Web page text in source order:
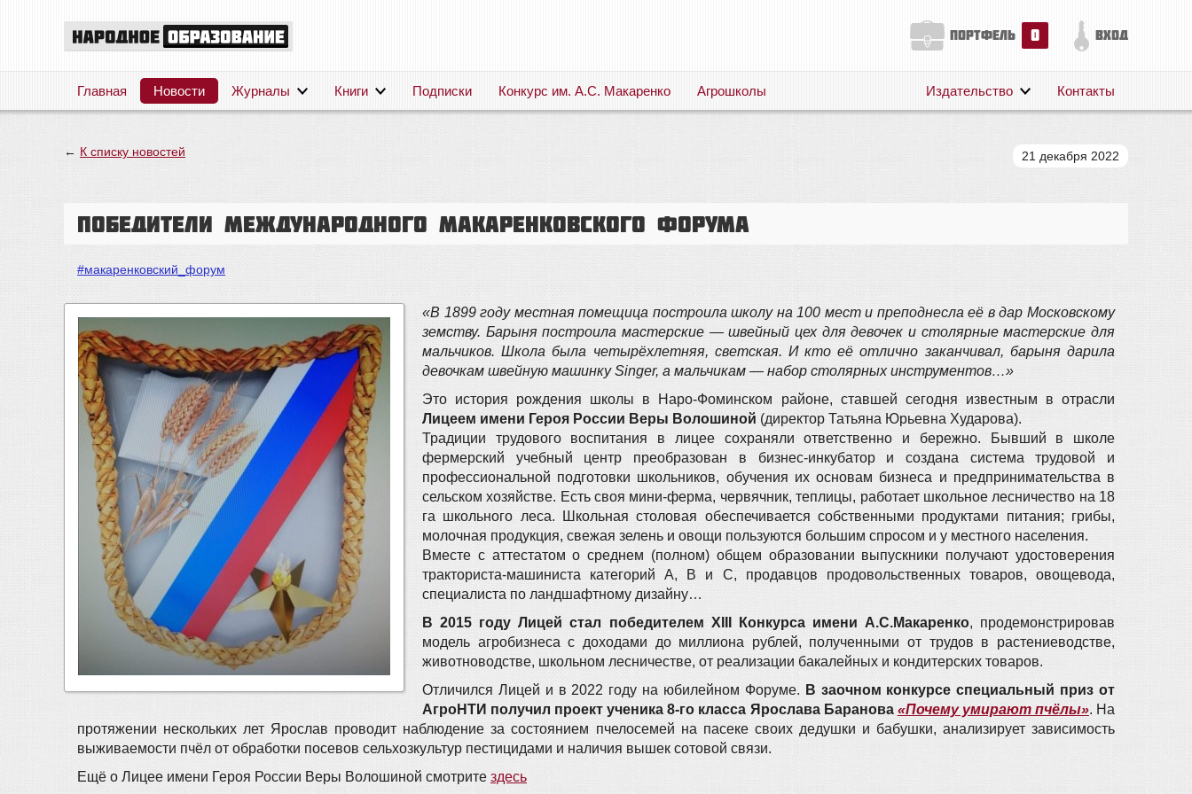
портфель 0 вход
Главная Новости Журналы Книги Подписки Конкурс им. А.С. Макаренко Агрошколы
Публикации
Издательство Контакты
← К списку новостей 21 декабря 2022
Победители Международного Макаренковского форума
#макаренковский_форум
«В 1899 году местная помещица построила школу на 100 мест и преподнесла её в дар Московскому
земству. Барыня построила мастерские — швейный цех для девочек и столярные мастерские для
мальчиков. Школа была четырёхлетняя, светская. И кто её отлично заканчивал, барыня дарила
девочкам швейную машинку Singer, а мальчикам — набор столярных инструментов…»
Это история рождения школы в Наро-Фоминском районе, ставшей сегодня известным в отрасли
Лицеем имени Героя России Веры Волошиной (директор Татьяна Юрьевна Хударова).
Традиции трудового воспитания в лицее сохраняли ответственно и бережно. Бывший в школе
фермерский учебный центр преобразован в бизнес-инкубатор и создана система трудовой и
профессиональной подготовки школьников, обучения их основам бизнеса и предпринимательства в
сельском хозяйстве. Есть своя мини-ферма, червячник, теплицы, работает школьное лесничество на 18
га школьного леса. Школьная столовая обеспечивается собственными продуктами питания; грибы,
молочная продукция, свежая зелень и овощи пользуются большим спросом и у местного населения.
Вместе с аттестатом о среднем (полном) общем образовании выпускники получают удостоверения
тракториста-машиниста категорий А, В и С, продавцов продовольственных товаров, овощевода,
специалиста по ландшафтному дизайну…
В 2015 году Лицей стал победителем XIII Конкурса имени А.С.Макаренко, продемонстрировав
модель агробизнеса с доходами до миллиона рублей, полученными от трудов в растениеводстве,
животноводстве, школьном лесничестве, от реализации бакалейных и кондитерских товаров.
Отличился Лицей и в 2022 году на юбилейном Форуме. В заочном конкурсе специальный приз от
АгроНТИ получил проект ученика 8-го класса Ярослава Баранова «Почему умирают пчёлы». На
протяжении нескольких лет Ярослав проводит наблюдение за состоянием пчелосемей на пасеке своих дедушки и бабушки, анализирует зависимость
выживаемости пчёл от обработки посевов сельхозкультур пестицидами и наличия вышек сотовой связи.
Ещё о Лицее имени Героя России Веры Волошиной смотрите здесь